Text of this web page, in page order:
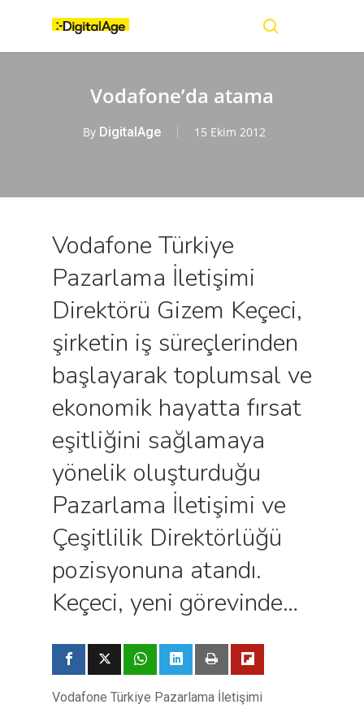
content
Vodafone’da atama
By DigitalAge 15 Ekim 2012
Vodafone Türkiye
Pazarlama İletişimi
Direktörü Gizem Keçeci,
şirketin iş süreçlerinden
başlayarak toplumsal ve
ekonomik hayatta fırsat
eşitliğini sağlamaya
yönelik oluşturduğu
Pazarlama İletişimi ve
Çeşitlilik Direktörlüğü
pozisyonuna atandı.
Keçeci, yeni görevinde…
Vodafone Türkiye Pazarlama İletişimi